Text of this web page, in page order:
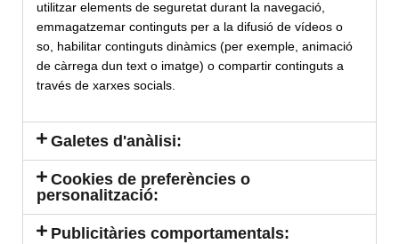
utilitzar elements de seguretat durant la navegació,
emmagatzemar continguts per a la difusió de vídeos o
so, habilitar continguts dinàmics (per exemple, animació
de càrrega dun text o imatge) o compartir continguts a
través de xarxes socials.
Galetes d'anàlisi:
Cookies de preferències o
personalització:
Publicitàries comportamentals: